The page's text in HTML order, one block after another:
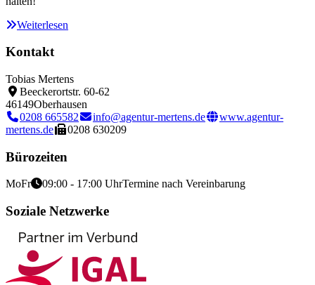
Weiterlesen
Kontakt
Tobias Mertens
Beeckerortstr. 60-62
46149Oberhausen
0208 665582
info@agentur-mertens.de
www.agentur-
mertens.de
0208 630209
Bürozeiten
MoFr 09:00 - 17:00 UhrTermine nach Vereinbarung
Soziale Netzwerke